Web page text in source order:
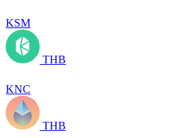
KSM
THB
KNC
THB